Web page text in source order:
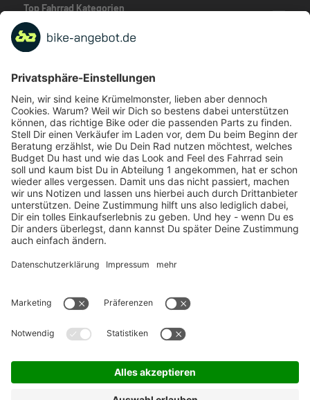
Top Fahrrad Kategorien
Beliebte Fahrrad-Kategorien
Marken-Highlights
TOP-Marken
ZAHLUNGSARTEN / RATENKAUF
FÜR ARBEITGEBER & ARBEITNEHMER